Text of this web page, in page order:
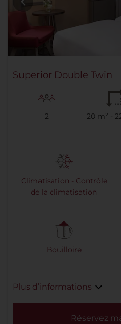
Superior Double Twin
2 20 m² -
Climatisation - Contrôle
de la climatisation
Bouilloire
Plus d’informations
Réservez